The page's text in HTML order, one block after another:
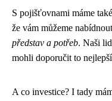
S pojišťovnami máme
že vám můžeme nabídnout
představ a potřeb. Naši
mohli doporučit to
A co investice? I tady